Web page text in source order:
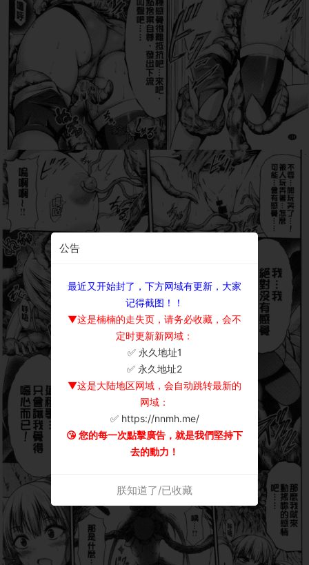
公告
最近又开始封了，下方网域有更新，大家
记得截图！！
▼这是楠楠的走失页，请务必收藏，会不
定时更新新网域：
✅ 永久地址1
✅ 永久地址2
▼这是大陆地区网域，会自动跳转最新的
网域：
✅ https://nnmh.me/
😘 您的每一次點擊廣告，就是我們堅持下
去的動力！
朕知道了/已收藏